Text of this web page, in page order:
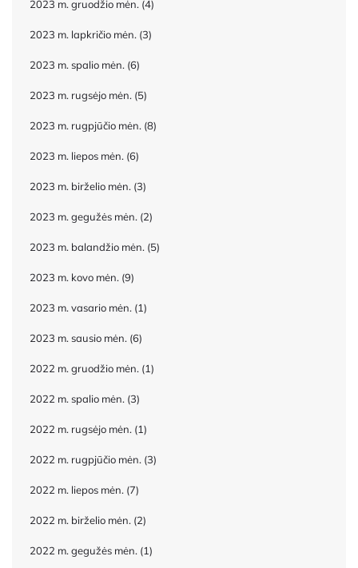
2023 m. gruodžio mėn. (4)
2023 m. lapkričio mėn. (3)
2023 m. spalio mėn. (6)
2023 m. rugsėjo mėn. (5)
2023 m. rugpjūčio mėn. (8)
2023 m. liepos mėn. (6)
2023 m. birželio mėn. (3)
2023 m. gegužės mėn. (2)
2023 m. balandžio mėn. (5)
2023 m. kovo mėn. (9)
2023 m. vasario mėn. (1)
2023 m. sausio mėn. (6)
2022 m. gruodžio mėn. (1)
2022 m. spalio mėn. (3)
2022 m. rugsėjo mėn. (1)
2022 m. rugpjūčio mėn. (3)
2022 m. liepos mėn. (7)
2022 m. birželio mėn. (2)
2022 m. gegužės mėn. (1)